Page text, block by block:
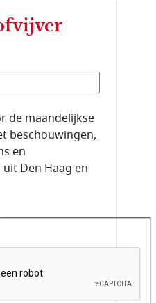
de abonnee.
de maandelijkse
beschouwingen,
en
Den Haag en